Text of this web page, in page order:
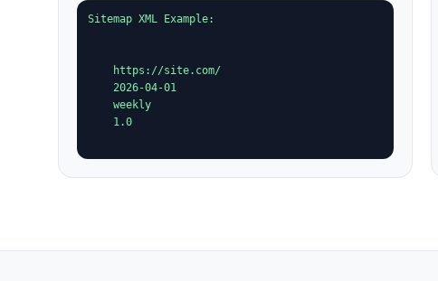
https://site.com/
2026-04-01
weekly
1.0